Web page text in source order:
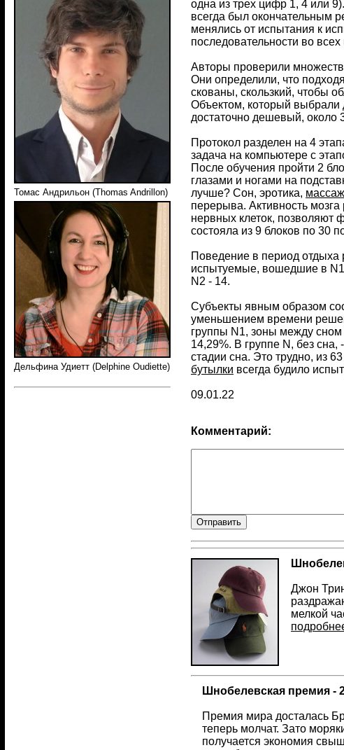
Томас Андрильон (Thomas Andrillon)
Дельфина Удиетт (Delphine Oudiette)
одна из трех цифр 1, 4 или
всегда был окончательным
менялись от испытания к
последовательности во
Авторы проверили
Они определили, что
скованы, скользкий, чтобы
Объектом, который выбрали
достаточно дешевый, около
Протокол разделен на 4
задача на компьютере с
После обучения пройти 2
глазами и ногами на
лучше? Сон, эротика, массаж
перерыва. Активность
нервных клеток, позволяют
состояла из 9 блоков по 30
Поведение в период отдыха
испытуемые, вошедшие в N1,
N2 - 14.
Субъекты явным образом
уменьшением времени
группы N1, зоны между сном
14,29%. В группе N, без
стадии сна. Это трудно, из
бутылки всегда будило
09.01.22
Комментарий:
Джон
мелкой
Шнобелевская премия -
Премия мира досталась
теперь молчат. Зато
получается экономия